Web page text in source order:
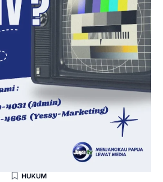
HUKUM